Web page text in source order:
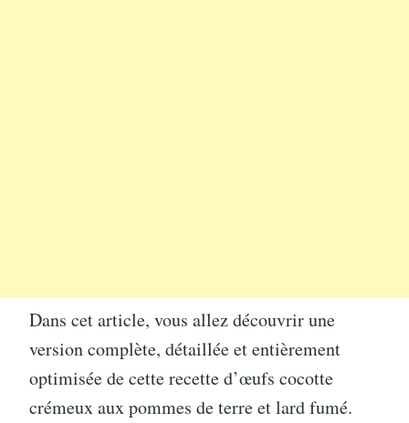
Dans cet article, vous allez découvrir une
version complète, détaillée et entièrement
optimisée de cette recette d’œufs cocotte
crémeux aux pommes de terre et lard fumé.